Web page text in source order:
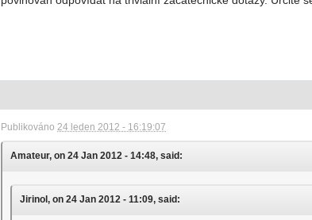
Publikováno 24 leden 2012 - 16:19:07
Amateur, on 24 Jan 2012 - 14:48, said:
Jirinol, on 24 Jan 2012 - 11:09, said: